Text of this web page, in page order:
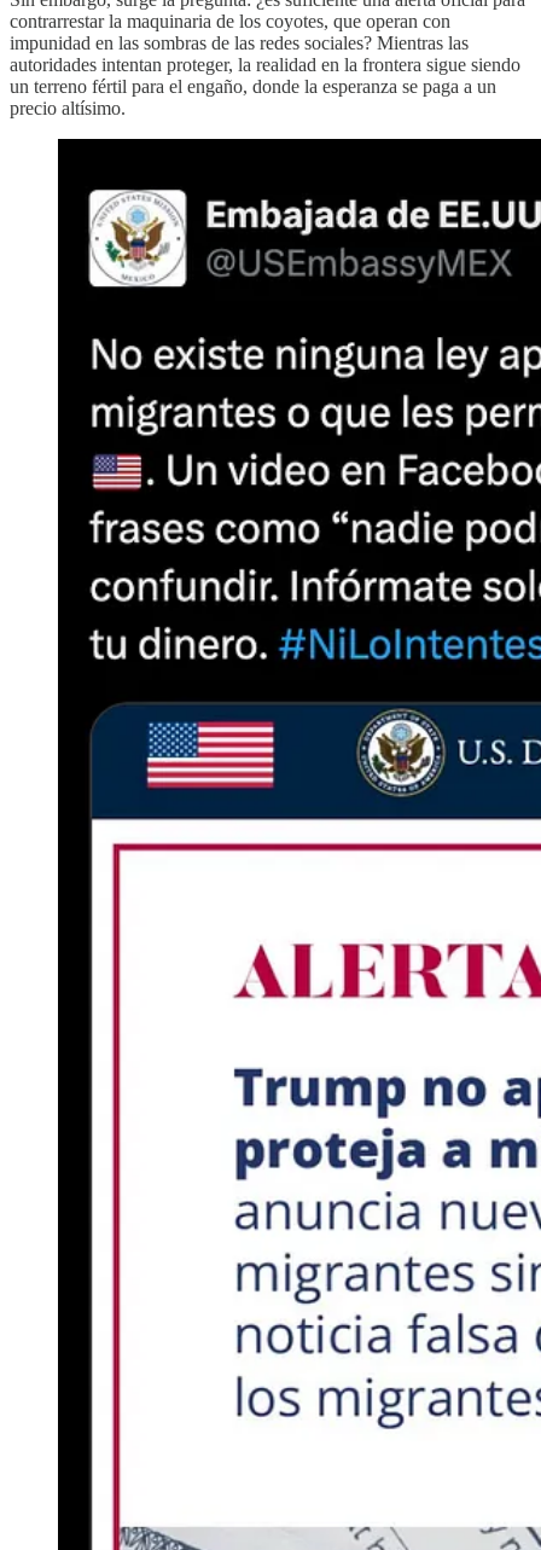
contrarrestar la maquinaria de los coyotes, que operan con
impunidad en las sombras de las redes sociales? Mientras las
autoridades intentan proteger, la realidad en la frontera sigue siendo
un terreno fértil para el engaño, donde la esperanza se paga a un
precio altísimo.